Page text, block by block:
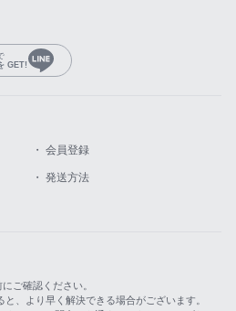
GET!
・ 会員登録
・ 発送方法
ご確認ください。
、より早く解決できる場合がございます。